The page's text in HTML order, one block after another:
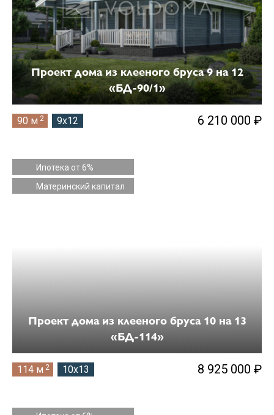
Проект дома из клееного бруса 9 на 12
«БД-90/1»
90 м 2 9x12 6 210 000 ₽
Ипотека от 6%
Материнский капитал
Проект дома из клееного бруса 10 на 13
«БД-114»
114 м 2 10x13 8 925 000 ₽